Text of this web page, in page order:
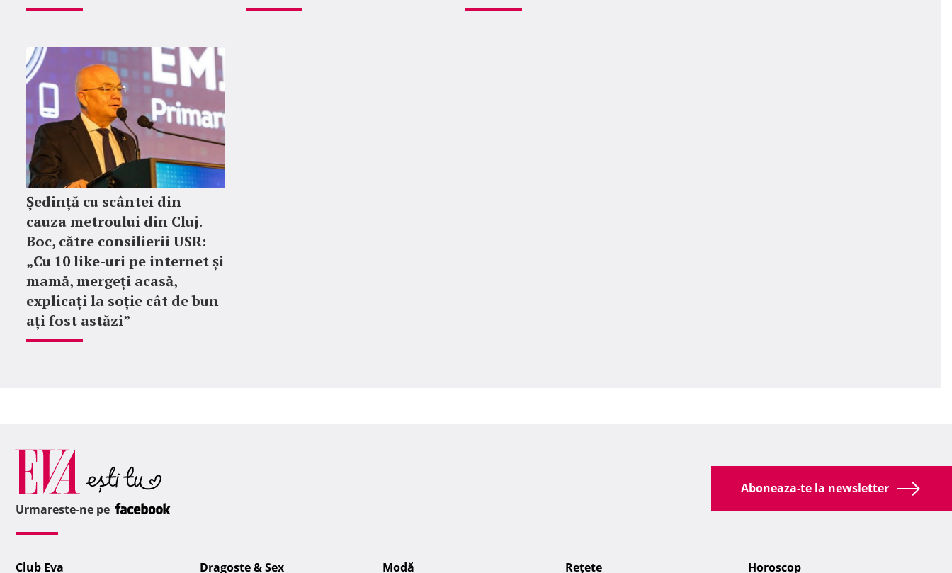
Ședință cu scântei din
cauza metroului din Cluj.
Boc, către consilierii USR:
„Cu 10 like-uri pe internet și
mamă, mergeți acasă,
explicați la soție cât de bun
ați fost astăzi”
Aboneaza-te la newsletter
Urmareste-ne pe
Club Eva Dragoste & Sex Modă Reţete Horoscop